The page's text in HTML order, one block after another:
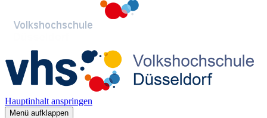
Hauptinhalt anspringen
Menü aufklappen